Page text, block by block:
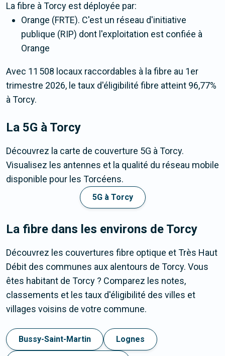
La fibre à Torcy est déployée par:
Orange (FRTE). C'est un réseau d'initiative
publique (RIP) dont l'exploitation est confiée à
Orange
Avec 11 508 locaux raccordables à la fibre au 1er
trimestre 2026, le taux d'éligibilité fibre atteint 96,77%
à Torcy.
La 5G à Torcy
Découvrez la carte de couverture 5G à Torcy.
Visualisez les antennes et la qualité du réseau mobile
disponible pour les Torcéens.
5G à Torcy
La fibre dans les environs de Torcy
Découvrez les couvertures fibre optique et Très Haut
Débit des communes aux alentours de Torcy. Vous
êtes habitant de Torcy ? Comparez les notes,
classements et les taux d'éligibilité des villes et
villages voisins de votre commune.
Bussy-Saint-Martin Lognes